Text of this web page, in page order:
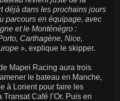
déjà dans les prochains jours
parcours en équipage, avec
et le Monténégro :
Carthagène, Nice,
», explique le skipper.
Mapei Racing aura trois
le bateau en Manche,
à Lorient pour faire les
Café l’Or. Puis en